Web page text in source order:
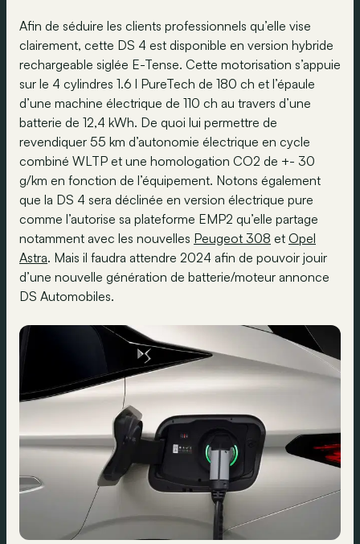
Afin de séduire les clients professionnels qu’elle vise
clairement, cette DS 4 est disponible en version hybride
rechargeable siglée E-Tense. Cette motorisation s’appuie
sur le 4 cylindres 1.6 l PureTech de 180 ch et l’épaule
d’une machine électrique de 110 ch au travers d’une
batterie de 12,4 kWh. De quoi lui permettre de
revendiquer 55 km d’autonomie électrique en cycle
combiné WLTP et une homologation CO2 de +- 30
g/km en fonction de l’équipement. Notons également
que la DS 4 sera déclinée en version électrique pure
comme l’autorise sa plateforme EMP2 qu’elle partage
notamment avec les nouvelles Peugeot 308 et Opel
Astra. Mais il faudra attendre 2024 afin de pouvoir jouir
d’une nouvelle génération de batterie/moteur annonce
DS Automobiles.